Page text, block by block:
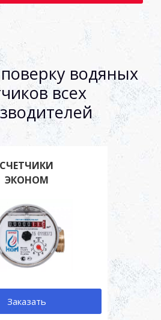
водяных
всех
СЧЕТЧИКИ
ЭКОНОМ
Заказать